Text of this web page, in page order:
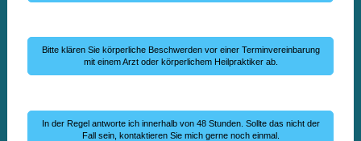
Bitte klären Sie körperliche Beschwerden vor einer Terminvereinbarung
mit einem Arzt oder körperlichem Heilpraktiker ab.
In der Regel antworte ich innerhalb von 48 Stunden. Sollte das nicht der
Fall sein, kontaktieren Sie mich gerne noch einmal.